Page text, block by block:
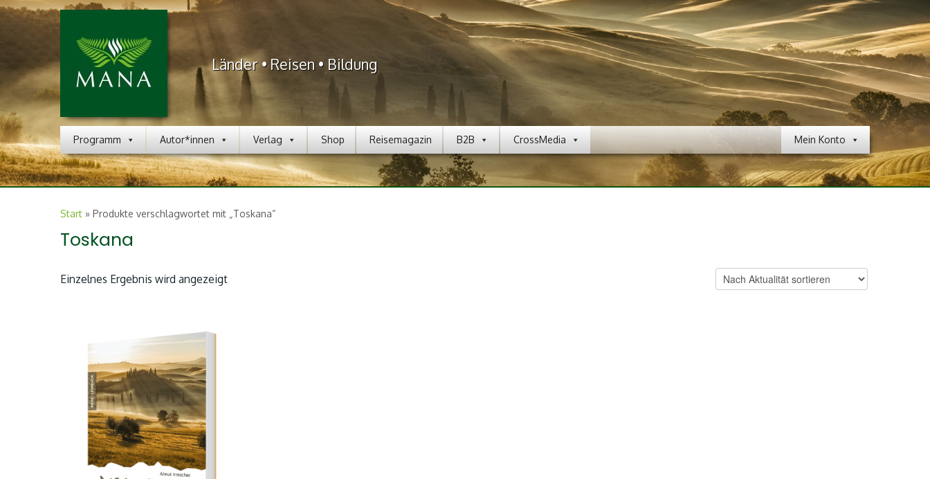
Länder • Reisen • Bildung
Programm Autor*innen Verlag Shop Reisemagazin B2B Mein Konto
CrossMedia
Start » Produkte verschlagwortet mit „Toskana“
Toskana
Einzelnes Ergebnis wird angezeigt